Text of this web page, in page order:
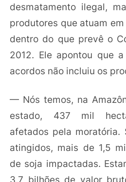
desmatamento ilegal,
produtores que atuam
dentro do que prevê o
2012. Ele apontou que
acordos não incluiu os
— Nós temos, na
estado, 437 mil
afetados pela moratória.
atingidos, mais de 1,5
de soja impactadas.
3,7 bilhões de valor